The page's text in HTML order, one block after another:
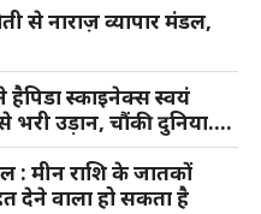
से नाराज़ व्यापार मंडल,
हैपिडा स्काइनेक्स स्वयं
भरी उड़ान, चौंकी दुनिया….
मीन राशि के जातकों
देने वाला हो सकता है